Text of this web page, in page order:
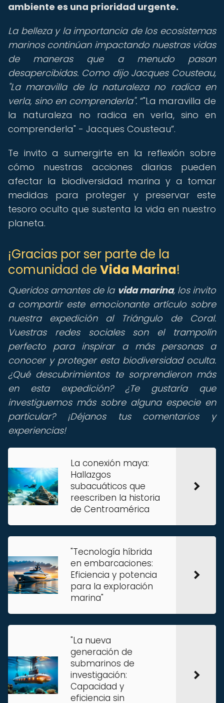
ambiente es una prioridad urgente.
La belleza y la importancia de los ecosistemas
marinos continúan impactando nuestras vidas
de maneras que a menudo pasan
desapercibidas. Como dijo Jacques Cousteau,
"La maravilla de la naturaleza no radica en
verla, sino en comprenderla". "La maravilla de
la naturaleza no radica en verla, sino en
comprenderla" - Jacques Cousteau .
Te invito a sumergirte en la reflexión sobre
cómo nuestras acciones diarias pueden
afectar la biodiversidad marina y a tomar
medidas para proteger y preservar este
tesoro oculto que sustenta la vida en nuestro
planeta.
¡Gracias por ser parte de la
comunidad de Vida Marina!
Queridos amantes de la vida marina, los invito
a compartir este emocionante artículo sobre
nuestra expedición al Triángulo de Coral.
Vuestras redes sociales son el trampolín
perfecto para inspirar a más personas a
conocer y proteger esta biodiversidad oculta.
¿Qué descubrimientos te sorprendieron más
en esta expedición? ¿Te gustaría que
investiguemos más sobre alguna especie en
particular? ¡Déjanos tus comentarios y
experiencias!
La conexión maya:
Hallazgos
subacuáticos que
reescriben la historia
de Centroamérica
"Tecnología híbrida
en embarcaciones:
Eficiencia y potencia
para la exploración
marina"
"La nueva
generación de
submarinos de
investigación:
Capacidad y
eficiencia sin